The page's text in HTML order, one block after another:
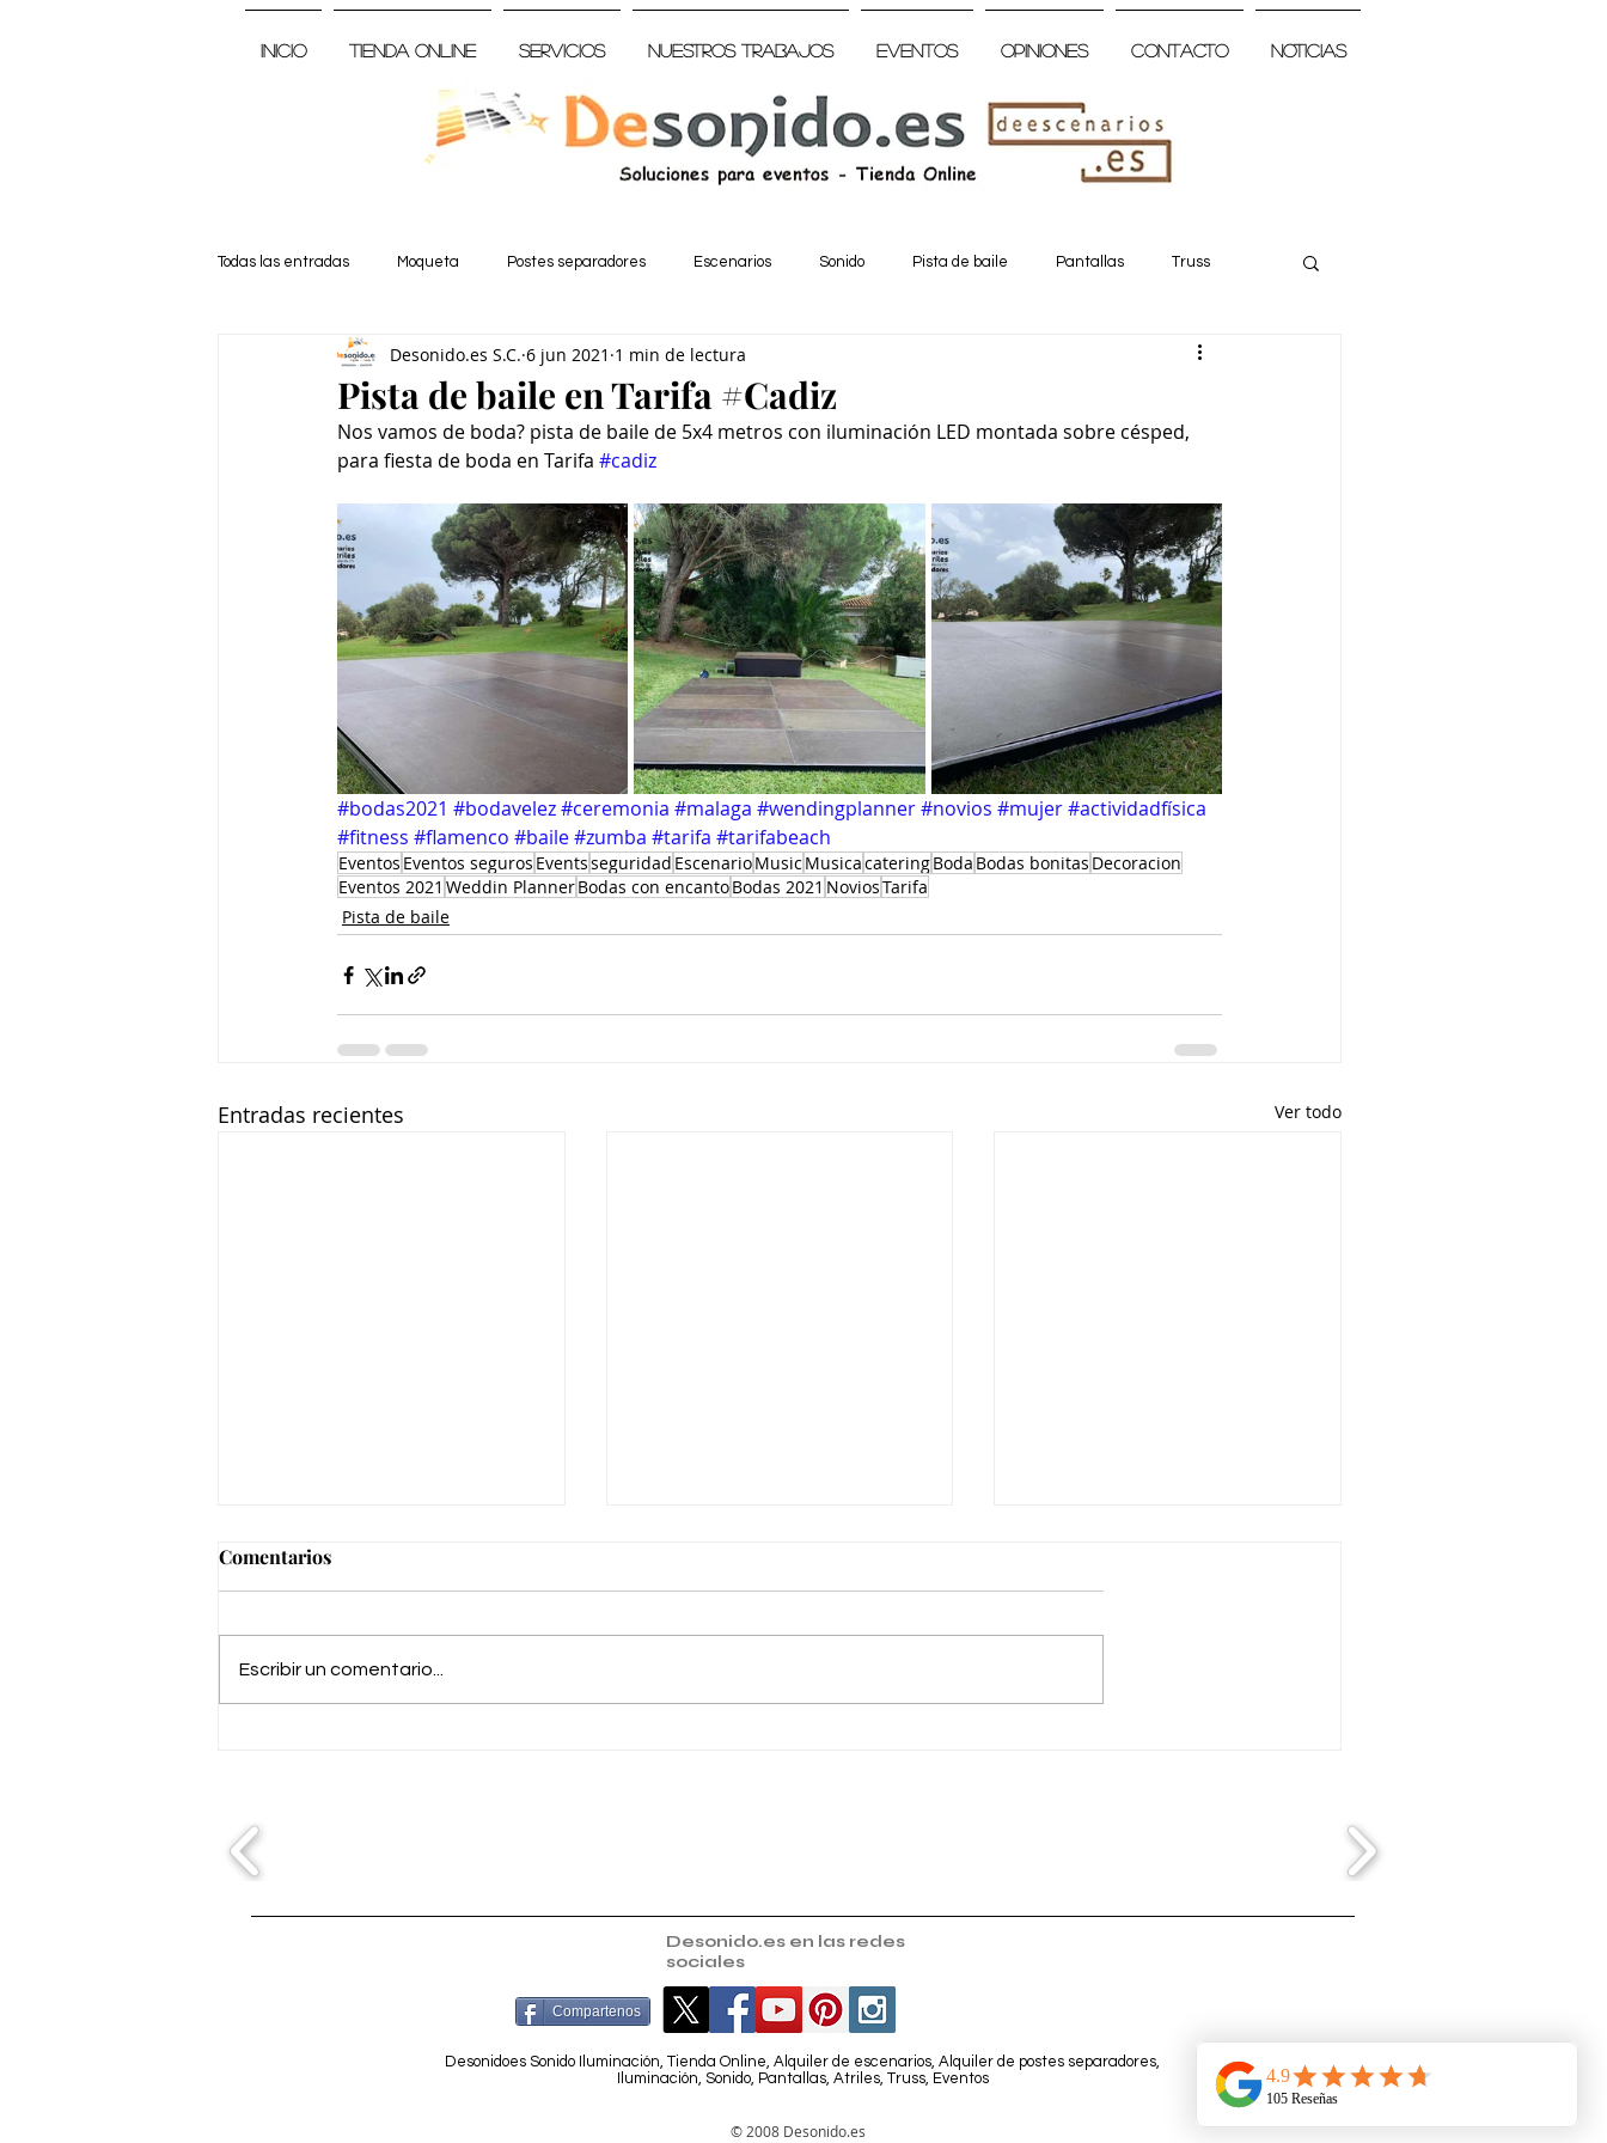
Inicio Tienda Online Servicios Nuestros trabajos Eventos Opiniones Contacto Noticias
Todas las entradas Moqueta Postes separadores Escenarios Sonido Pista de baile Pantallas Truss
Pista de baile en Tarifa #Cadiz
Desonido.es S.C. 6 jun 2021 1 min de lectura
Nos vamos de boda? pista de baile de 5x4 metros con iluminación LED montada sobre césped,
para fiesta de boda en Tarifa #cadiz
#bodas2021 #bodavelez #ceremonia #malaga #wendingplanner #novios #mujer #actividadfísica
#fitness #flamenco #baile #zumba #tarifa #tarifabeach
Eventos Eventos seguros Eventsseguridad EscenarioMusic MusicacateringBoda Bodas bonitas Decoracion
Eventos 2021 Weddin PlannerBodas con encantoBodas 2021 NoviosTarifa
Pista de baile
Entradas recientes Ver todo
Comentarios
Escribir un comentario...
Desonido.es en las redes
sociales
Compartenos
Desonidoes Sonido Iluminación, Tienda Online, Alquiler de escenarios, Alquiler de postes separadores,
Iluminación, Sonido, Pantallas, Atriles, Truss, Eventos
© 2008 Desonido.es